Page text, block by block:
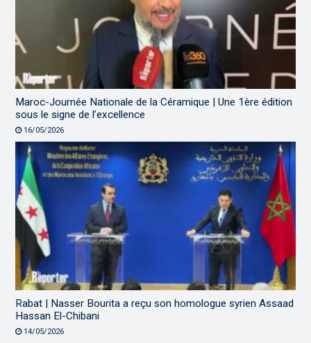
Maroc-Journée Nationale de la Céramique | Une 1ère édition
sous le signe de l’excellence
16/05/2026
Rabat | Nasser Bourita a reçu son homologue syrien Assaad
Hassan El-Chibani
14/05/2026